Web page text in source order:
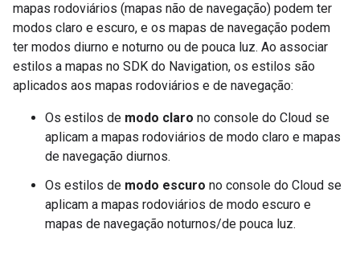
mapas rodoviários (mapas não de navegação) podem ter
modos claro e escuro, e os mapas de navegação podem
ter modos diurno e noturno ou de pouca luz. Ao associar
estilos a mapas no SDK do Navigation, os estilos são
aplicados aos mapas rodoviários e de navegação:
Os estilos de modo claro no console do Cloud se
aplicam a mapas rodoviários de modo claro e mapas
de navegação diurnos.
Os estilos de modo escuro no console do Cloud se
aplicam a mapas rodoviários de modo escuro e
mapas de navegação noturnos/de pouca luz.